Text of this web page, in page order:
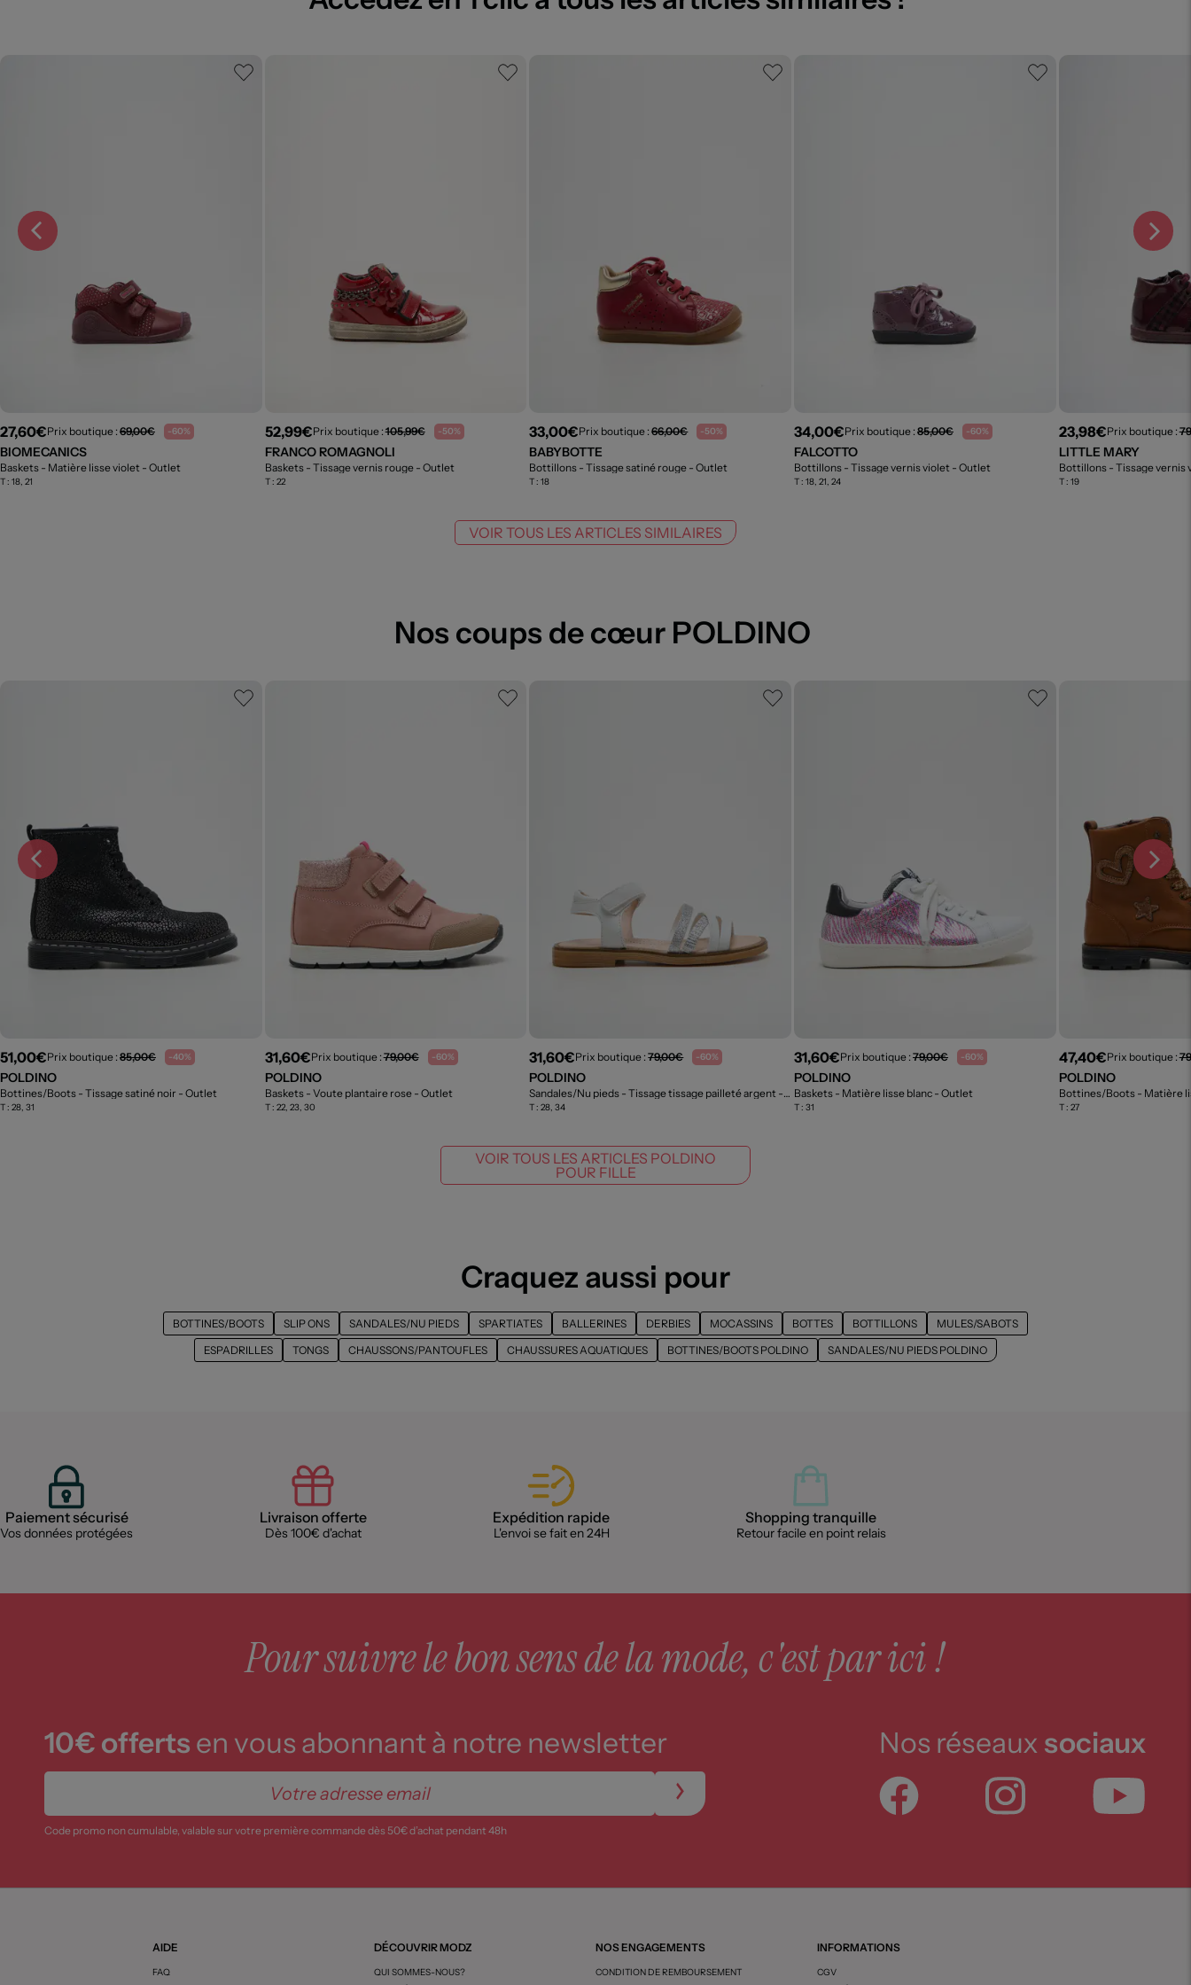
27,60€Prix boutique : 69,00€ -60%
BIOMECANICS
Baskets - Matière lisse violet - Outlet
T : 18, 21
52,99€Prix boutique :105,99€ -50%
FRANCO ROMAGNOLI
Baskets - Tissage vernis rouge - Outlet
T : 22
33,00€Prix boutique :66,00€ -50%
BABYBOTTE
Bottillons - Tissage satiné rouge - Outlet
T :18
34,00€Prix boutique :85,00€ -60%
FALCOTTO
Bottillons - Tissage vernis violet - Outlet
T :18, 21, 24
23,98€Prix boutique :
LITTLE MARY
Bottillons - Tissage vernis
T : 19
VOIR TOUS LES ARTICLES SIMILAIRES
Nos coups de cœur POLDINO
51,00€Prix boutique : 85,00€ -40%
POLDINO
Bottines/Boots - Tissage satiné noir - Outlet
T : 28, 31
31,60€Prix boutique :79,00€ -60%
POLDINO
Baskets - Voute plantaire rose - Outlet
T : 22, 23, 30
31,60€Prix boutique :79,00€ -60%
POLDINO
Sandales/Nu pieds - Tissage tissage pailleté argent - Outlet
T :28, 34
31,60€Prix boutique :79,00€ -60%
POLDINO
Baskets - Matière lisse blanc - Outlet
T :31
47,40€Prix boutique :
POLDINO
Bottines/Boots - Matière
T : 27
VOIR TOUS LES ARTICLES POLDINO
POUR FILLE
Craquez aussi pour
BOTTINES/BOOTS SLIP ONS SANDALES/NU PIEDS SPARTIATES BALLERINES DERBIES MOCASSINS BOTTES BOTTILLONS
MULES/SABOTS
ESPADRILLES
TONGS CHAUSSONS/PANTOUFLES CHAUSSURES AQUATIQUES BOTTINES/BOOTS POLDINO SANDALES/NU PIEDS POLDINO
Paiement sécurisé
Vos données protégées
Livraison offerte
Dès 100€ d'achat
Expédition rapide
L'envoi se fait en 24H
Shopping tranquille
Retour facile en point relais
Pour suivre le bon sens de la mode, c'est par ici !
10€ offerts en vous abonnant à notre newsletter
Code promo non cumulable, valable sur votre première commande dès 50€ d’achat pendant 48h
Nos réseaux sociaux
AIDE
FAQ
DÉCOUVRIR MODZ
QUI SOMMES-NOUS?
NOS ENGAGEMENTS
CONDITION DE REMBOURSEMENT
INFORMATIONS
CGV